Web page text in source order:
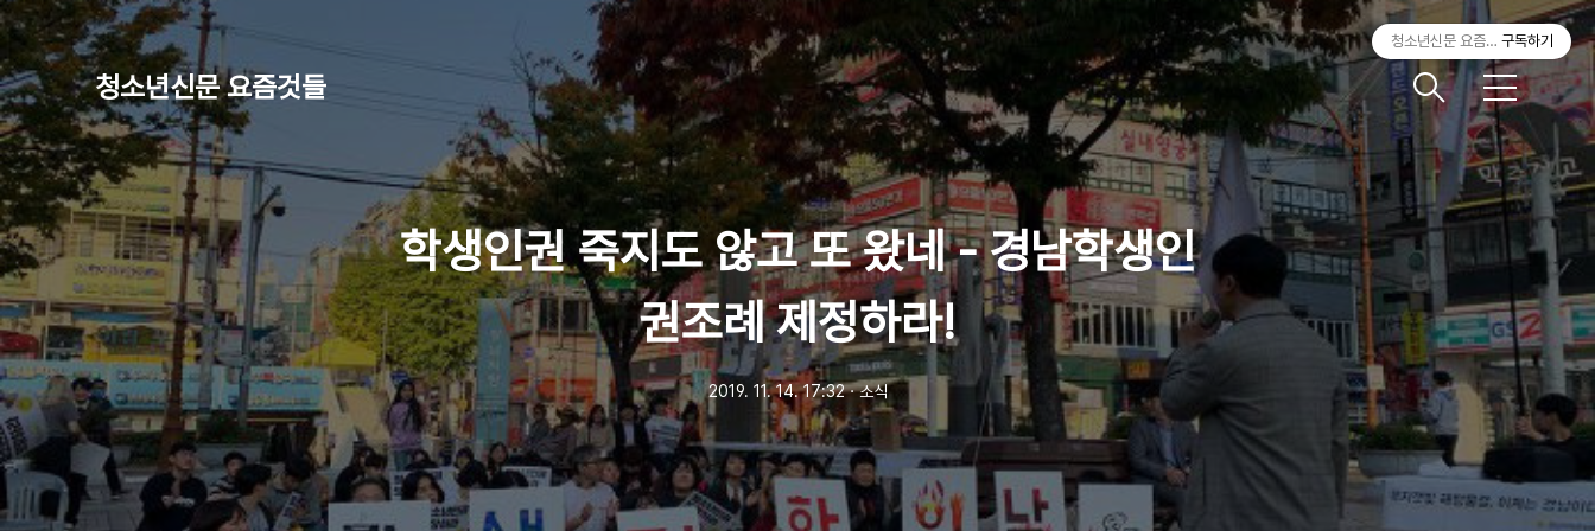
청소년신문 요즘것들
메
뉴
학생인권 죽지도 않고 또 왔네 - 경남학생인
권조례 제정하라!
2019. 11. 14. 17:32ㆍ소식
청소년신문 요즘것들구독하기